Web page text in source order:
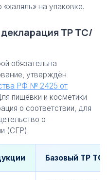
на упаковке.
ТР ТС/
обязательна
утверждён
РФ № 2425 от
пищёвки и косметики
о соответствии, для
о
(СГР).
Базовый ТР ТС